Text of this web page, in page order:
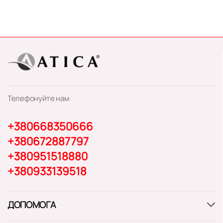
Телефонуйте нам
+380668350666
+380672887797
+380951518880
+380933139518
ДОПОМОГА